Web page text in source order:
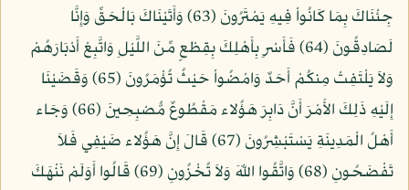
جِئْنَاكَ بِمَا كَانُواْ فِيهِ يَمْتَرُونَ (63) وَأَتَيْنَاكَ بَالْحَقِّ وَإِنَّا
لَصَادِقُونَ (64) فَأَسْرِ بِأَهْلِكَ بِقِطْعٍ مِّنَ اللَّيْلِ وَاتَّبِعْ أَدْبَارَهُمْ
وَلاَ يَلْتَفِتْ مِنكُمْ أَحَدٌ وَامْضُواْ حَيْثُ تُؤْمَرُونَ (65) وَقَضَيْنَا
إِلَيْهِ ذَلِكَ الأَمْرَ أَنَّ دَابِرَ هَؤُلاء مَقْطُوعٌ مُّصْبِحِينَ (66) وَجَاء
أَهْلُ الْمَدِينَةِ يَسْتَبْشِرُونَ (67) قَالَ إِنَّ هَؤُلاء ضَيْفِي فَلاَ
تَفْضَحُونِ (68) وَاتَّقُوا اللّهَ وَلاَ تُخْزُونِ (69) قَالُوا أَوَلَمْ نَنْهَكَ